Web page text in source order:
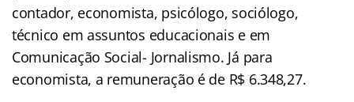
contador, economista, psicólogo, sociólogo,
técnico em assuntos educacionais e em
Comunicação Social- Jornalismo. Já para
economista, a remuneração é de R$ 6.348,27.